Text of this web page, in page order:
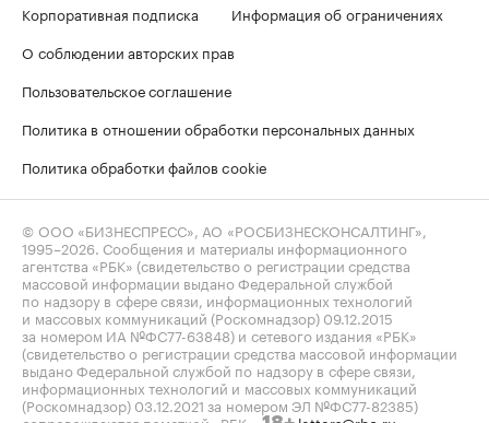
Корпоративная подписка
Информация об ограничениях
О соблюдении авторских прав
Пользовательское соглашение
Политика в отношении обработки персональных данных
Политика обработки файлов cookie
© ООО «БИЗНЕСПРЕСС», АО «РОСБИЗНЕСКОНСАЛТИНГ»,
1995–2026 . Сообщения и материалы информационного
агентства «РБК» (свидетельство о регистрации средства
массовой информации выдано Федеральной службой
по надзору в сфере связи, информационных технологий
и массовых коммуникаций (Роскомнадзор) 09.12.2015
за номером ИА №ФС77-63848) и сетевого издания «РБК»
(свидетельство о регистрации средства массовой информации
выдано Федеральной службой по надзору в сфере связи,
информационных технологий и массовых коммуникаций
(Роскомнадзор) 03.12.2021 за номером ЭЛ №ФС77-82385)